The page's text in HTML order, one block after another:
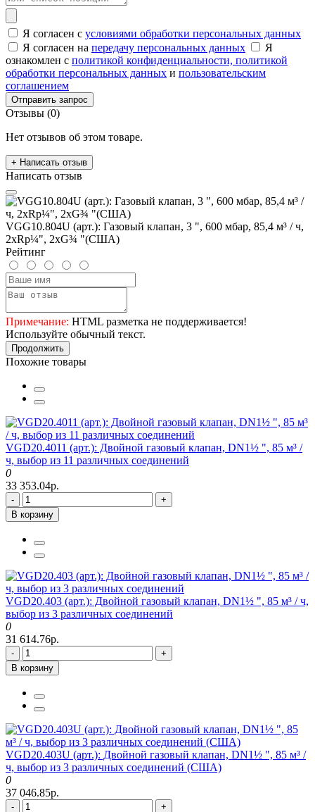
Я согласен с условиями обработки персональных данных
Я согласен на передачу персональных данных
Я
ознакомлен с политикой конфиденциальности, политикой
обработки персональных данных и пользовательским
соглашением
Отправить запрос
Отзывы (0)
Нет отзывов об этом товаре.
+ Написать отзыв
Написать отзыв
VGG10.804U (арт.): Газовый клапан, 3 ", 600 мбар, 85,4 м³ / ч,
2xRp¼", 2xG¾ "(США)
Рейтинг
Примечание: HTML разметка не поддерживается!
Используйте обычный текст.
Продолжить
Похожие товары
VGD20.4011 (арт.): Двойной газовый клапан, DN1½ ", 85 м³ /
ч, выбор из 11 различных соединений
0
33 353.04р.
-
+
В корзину
VGD20.403 (арт.): Двойной газовый клапан, DN1½ ", 85 м³ / ч,
выбор из 3 различных соединений
0
31 614.76р.
-
+
В корзину
VGD20.403U (арт.): Двойной газовый клапан, DN1½ ", 85 м³ /
ч, выбор из 3 различных соединений (США)
0
37 046.85р.
- +